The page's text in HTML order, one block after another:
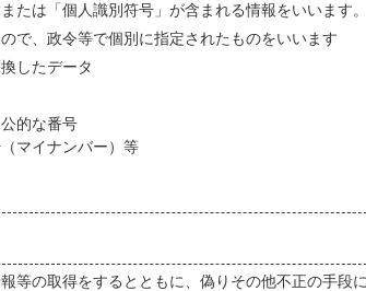
たは「個人識別符号」が含まれる情報をいいます。
で、政令等で個別に指定されたものをいいます
したデータ
的な番号
マイナンバー）等
等の取得をするとともに、偽りその他不正の手段